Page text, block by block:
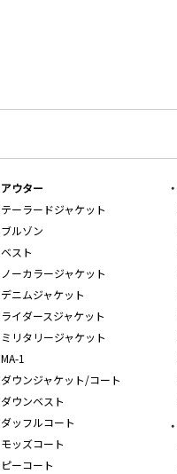
アウター
テーラードジャケット
ブルゾン
ベスト
ノーカラージャケット
デニムジャケット
ライダースジャケット
ミリタリージャケット
MA-1
ダウンジャケット/コート
ダウンベスト
ダッフルコート
モッズコート
ピーコート